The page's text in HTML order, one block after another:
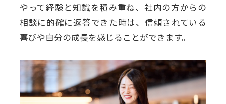
やって経験と知識を積み重ね、社内の方からの
相談に的確に返答できた時は、信頼されている
喜びや自分の成長を感じることができます。